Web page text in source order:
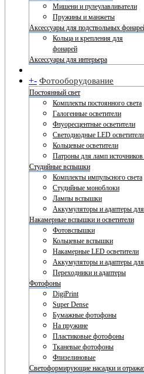
Мишени и пулеулавливатели
Пружины и манжеты
Аксессуары для подствольных
Кольца и крепления для
фонарей
Аксессуары для интерьера
+- Фотооборудование
Постоянный свет
Комплекты постоянного света
Галогенные осветители
Флуоресцентные осветители
Светодиодные LED осветители
Кольцевые осветители
Патроны для ламп источников
Студийные вспышки
Комплекты импульсного света
Студийные моноблоки
Лампы вспышки
Аккумуляторы и адаптеры
Накамерные вспышки и осветители
Фотовспышки
Кольцевые вспышки
Накамерные LED осветители
Аккумуляторы и адаптеры
Переходники и адаптеры
Фотофоны
DigiPrint
Super Dense
Бумажные фотофоны
На пружине
Пластиковые фотофоны
Тканевые фотофоны
Флизелиновые
Светоформирующие насадки и